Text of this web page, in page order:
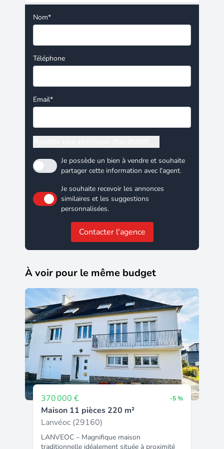
Nom*
Téléphone
Email*
Je possède un bien à vendre et souhaite
partager cette information avec l'agent.
Je souhaite recevoir les annonces
similaires et les suggestions
personnalisées.
Contacter l'agence
À voir pour le même budget
370 000 € -5 %
Maison 11 pièces 220 m²
Lanvéoc (29160)
LANVEOC – Magnifique maison
traditionnelle idéalement située à proximité